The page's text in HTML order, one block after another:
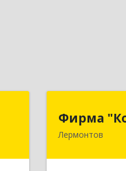
Фирма
Лермонтов